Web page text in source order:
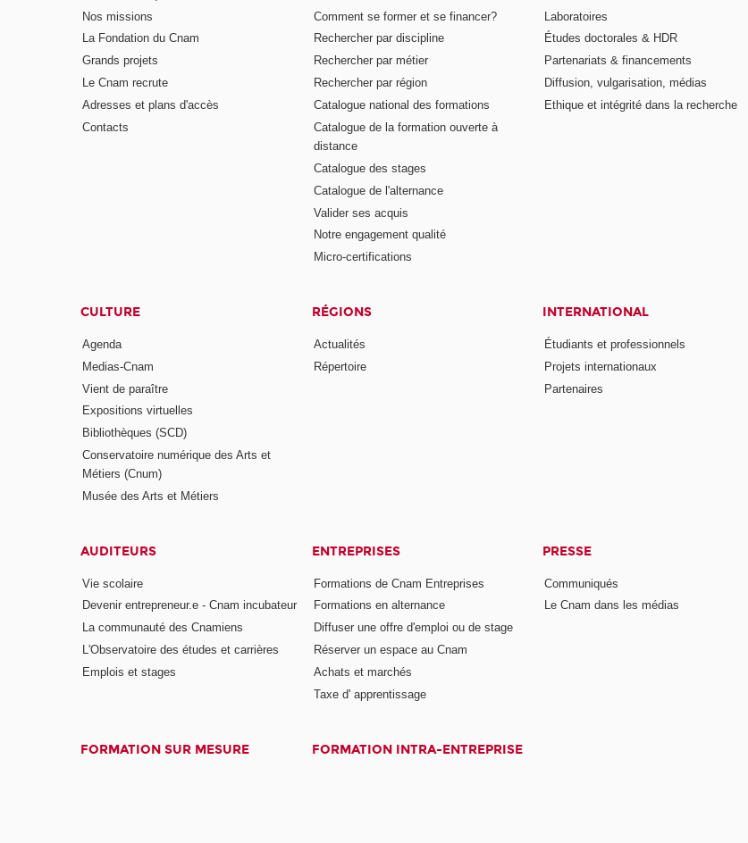
Nos missions
La Fondation du Cnam
Grands projets
Le Cnam recrute
Adresses et plans d'accès
Contacts
Comment se former et se financer?
Rechercher par discipline
Rechercher par métier
Rechercher par région
Catalogue national des formations
Catalogue de la formation ouverte à
distance
Catalogue des stages
Catalogue de l'alternance
Valider ses acquis
Notre engagement qualité
Micro-certifications
Laboratoires
Études doctorales & HDR
Partenariats & financements
Diffusion, vulgarisation, médias
Ethique et intégrité dans la recherche
CULTURE
Agenda
Medias-Cnam
Vient de paraître
Expositions virtuelles
Bibliothèques (SCD)
Conservatoire numérique des Arts et
Métiers (Cnum)
Musée des Arts et Métiers
RÉGIONS
Actualités
Répertoire
INTERNATIONAL
Étudiants et professionnels
Projets internationaux
Partenaires
AUDITEURS
Vie scolaire
Devenir entrepreneur.e - Cnam incubateur
La communauté des Cnamiens
L'Observatoire des études et carrières
Emplois et stages
ENTREPRISES
Formations de Cnam Entreprises
Formations en alternance
Diffuser une offre d'emploi ou de stage
Réserver un espace au Cnam
Achats et marchés
Taxe d' apprentissage
PRESSE
Communiqués
Le Cnam dans les médias
FORMATION SUR MESURE FORMATION INTRA-ENTREPRISE